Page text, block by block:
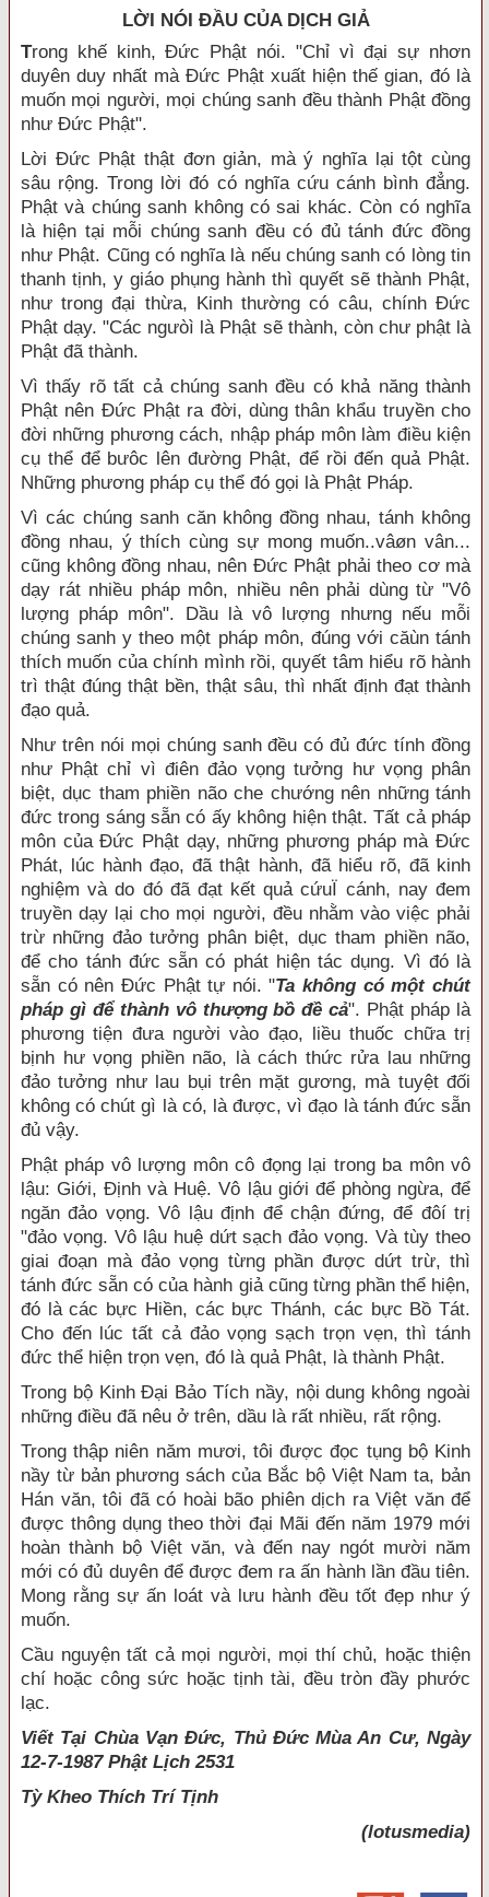
LỜI NÓI ÐẦU CỦA DỊCH GIẢ
Trong khế kinh, Đức Phật nói. "Chỉ vì đại sự nhơn
duyên duy nhất mà Đức Phật xuất hiện thế gian, đó là
muốn mọi người, mọi chúng sanh đều thành Phật đồng
như Đức Phật".
Lời Đức Phật thật đơn giản, mà ý nghĩa lại tột cùng
sâu rộng. Trong lời đó có nghĩa cứu cánh bình đẳng.
Phật và chúng sanh không có sai khác. Còn có nghĩa
là hiện tại mỗi chúng sanh đều có đủ tánh đức đồng
như Phật. Cũng có nghĩa là nếu chúng sanh có lòng tin
thanh tịnh, y giáo phụng hành thì quyết sẽ thành Phật,
như trong đại thừa, Kinh thường có câu, chính Đức
Phật dạy. "Các ngưòì là Phật sẽ thành, còn chư phật là
Phật đã thành.
Vì thấy rõ tất cả chúng sanh đều có khả năng thành
Phật nên Đức Phật ra đời, dùng thân khẩu truyền cho
đời những phương cách, nhập pháp môn làm điều kiện
cụ thể để bưôc lên đường Phật, để rồi đến quả Phật.
Những phương pháp cụ thể đó gọi là Phật Pháp.
Vì các chúng sanh căn không đồng nhau, tánh không
đồng nhau, ý thích cùng sự mong muốn..vâøn vân...
cũng không đồng nhau, nên Đức Phật phải theo cơ mà
dạy rát nhiều pháp môn, nhiều nên phải dùng từ "Vô
lượng pháp môn". Dầu là vô lượng nhưng nếu mỗi
chúng sanh y theo một pháp môn, đúng với căùn tánh
thích muốn của chính mình rồi, quyết tâm hiểu rõ hành
trì thật đúng thật bền, thật sâu, thì nhất định đạt thành
đạo quả.
Như trên nói mọi chúng sanh đều có đủ đức tính đồng
như Phật chỉ vì điên đảo vọng tưởng hư vọng phân
biệt, dục tham phiền não che chướng nên những tánh
đức trong sáng sẵn có ấy không hiện thật. Tất cả pháp
môn của Đức Phật dạy, những phương pháp mà Đức
Phát, lúc hành đạo, đã thật hành, đã hiểu rõ, đã kinh
nghiệm và do đó đã đạt kết quả cứuÏ cánh, nay đem
truyền dạy lại cho mọi người, đều nhằm vào việc phải
trừ những đảo tưởng phân biệt, dục tham phiền não,
để cho tánh đức sẵn có phát hiện tác dụng. Vì đó là
sẵn có nên Đức Phật tự nói. "Ta không có một chút
pháp gì để thành vô thượng bồ đề cả". Phật pháp là
phương tiện đưa người vào đạo, liều thuốc chữa trị
bịnh hư vọng phiền não, là cách thức rửa lau những
đảo tưởng như lau bụi trên mặt gương, mà tuyệt đối
không có chút gì là có, là được, vì đạo là tánh đức sẵn
đủ vậy.
Phật pháp vô lượng môn cô đọng lại trong ba môn vô
lậu: Giới, Định và Huệ. Vô lậu giới để phòng ngừa, để
ngăn đảo vọng. Vô lậu định để chận đứng, để đôí trị
"đảo vọng. Vô lậu huệ dứt sạch đảo vọng. Và tùy theo
giai đoạn mà đảo vọng từng phần được dứt trừ, thì
tánh đức sẵn có của hành giả cũng từng phần thể hiện,
đó là các bực Hiền, các bực Thánh, các bực Bồ Tát.
Cho đến lúc tất cả đảo vọng sạch trọn vẹn, thì tánh
đức thể hiện trọn vẹn, đó là quả Phật, là thành Phật.
Trong bộ Kinh Đại Bảo Tích nầy, nội dung không ngoài
những điều đã nêu ở trên, dầu là rất nhiều, rất rộng.
Trong thập niên năm mươi, tôi được đọc tụng bộ Kinh
nầy từ bản phương sách của Bắc bộ Việt Nam ta, bản
Hán văn, tôi đã có hoài bão phiên dịch ra Việt văn để
được thông dụng theo thời đại Mãi đến năm 1979 mới
hoàn thành bộ Việt văn, và đến nay ngót mười năm
mới có đủ duyên để được đem ra ấn hành lần đầu tiên.
Mong rằng sự ấn loát và lưu hành đều tốt đẹp như ý
muốn.
Cầu nguyện tất cả mọi người, mọi thí chủ, hoặc thiện
chí hoặc công sức hoặc tịnh tài, đều tròn đầy phước
lạc.
Viết Tại Chùa Vạn Đức, Thủ Đức Mùa An Cư, Ngày
12-7-1987 Phật Lịch 2531
Tỳ Kheo Thích Trí Tịnh
(lotusmedia)